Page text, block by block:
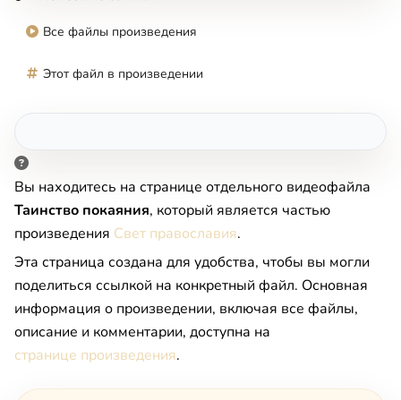
Все файлы произведения
Этот файл в произведении
Вы находитесь на странице отдельного видеофайла
Таинство покаяния, который является частью
произведения Свет православия.
Эта страница создана для удобства, чтобы вы могли
поделиться ссылкой на конкретный файл. Основная
информация о произведении, включая все файлы,
описание и комментарии, доступна на
странице произведения.